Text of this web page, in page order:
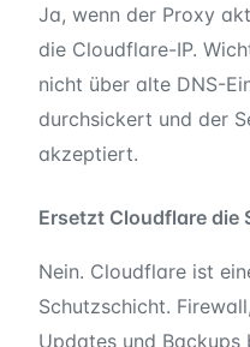
Ja, wenn der Proxy
die Cloudflare-IP.
nicht über alte DNS-
durchsickert und der
akzeptiert.
Ersetzt Cloudflare die
Nein. Cloudflare ist
Schutzschicht.
Updates und Backups